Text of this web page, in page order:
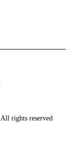
. All rights reserved